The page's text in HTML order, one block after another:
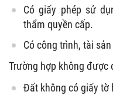
Có giấy phép sử
thẩm quyền cấp.
Có công trình, tài
Trường hợp không được
Đất không có giấy tờ